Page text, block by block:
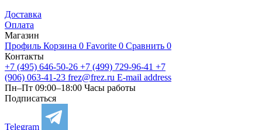
Доставка
Оплата
Магазин
Профиль Корзина 0 Favorite 0 Сравнить 0
Контакты
+7 (495) 646-50-26 +7 (499) 729-96-41 +7
(906) 063-41-23 frez@frez.ru E-mail address
Пн–Пт 09:00–18:00 Часы работы
Подписаться
Telegram